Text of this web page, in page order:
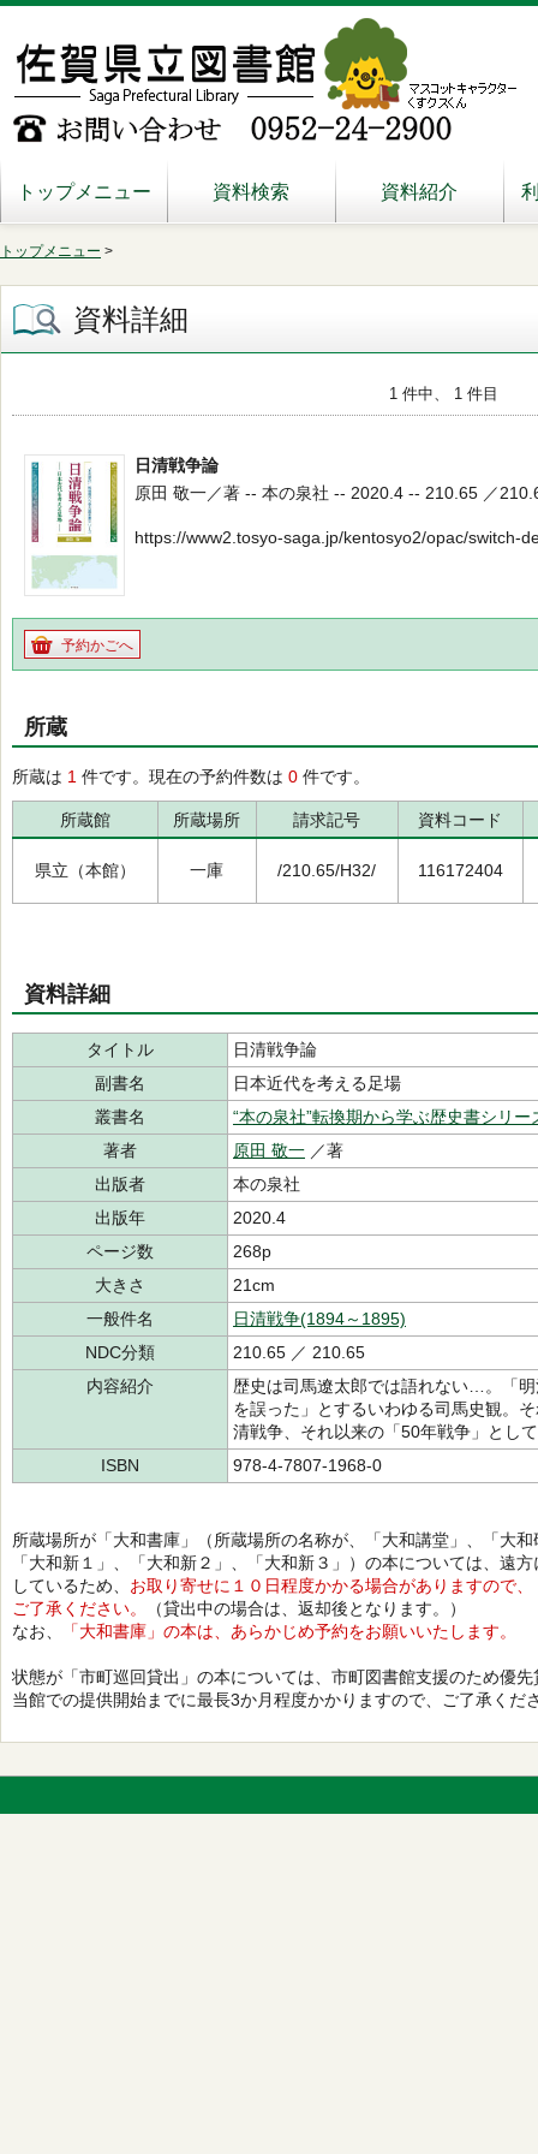
トップメニュー 資料検索 資料紹介
トップメニュー >
資料詳細
1 件中、 1 件目
日清戦争論
原田 敬一／著 -- 本の泉社 -- 2020.4 -- 210.65 ／
https://www2.tosyo-saga.jp/kentosyo2/opac/switch-
予約かごへ
所蔵
所蔵は 1 件です。現在の予約件数は 0 件です。
所蔵館 所蔵場所 請求記号 資料コード
県立（本館） 一庫 /210.65/H32/ 116172404
資料詳細
タイトル
日清戦争論
副書名
日本近代を考える足場
叢書名
“本の泉社”転換期から学ぶ歴史書シリー
著者
原田 敬一 ／著
出版者
本の泉社
出版年
2020.4
ページ数
268p
大きさ
21cm
一般件名
日清戦争(1894～1895)
NDC分類
210.65 ／ 210.65
内容紹介
歴史は司馬遼太郎では語れない…。「
を誤った」とするいわゆる司馬史観。
清戦争、それ以来の「50年戦争」とし
ISBN
978-4-7807-1968-0
所蔵場所が「大和書庫」（所蔵場所の名称が、「大和講堂」、「大和
「大和新１」、「大和新２」、「大和新３」）の本については、遠方
しているため、 お取り寄せに１０日程度かかる場合がありますので、
ご了承ください。
（貸出中の場合は、返却後となります。）
なお、
「大和書庫」の本は、あらかじめ予約をお願いいたします。
状態が「市町巡回貸出」の本については、市町図書館支援のため優
当館での提供開始までに最長3か月程度かかりますので、ご了承くだ